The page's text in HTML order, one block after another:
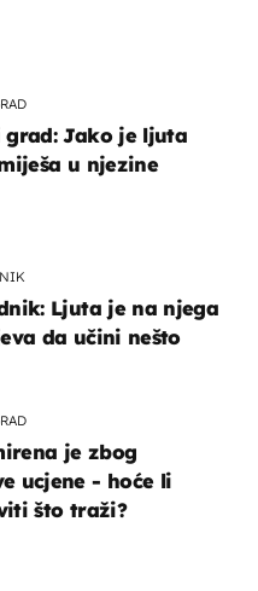
grad: Jako je ljuta
u njezine
Ljuta je na njega
da učini nešto
je zbog
ucjene - hoće li
što traži?